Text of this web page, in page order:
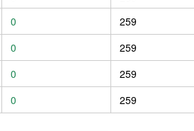
0 259
0 259
0 259
0 259